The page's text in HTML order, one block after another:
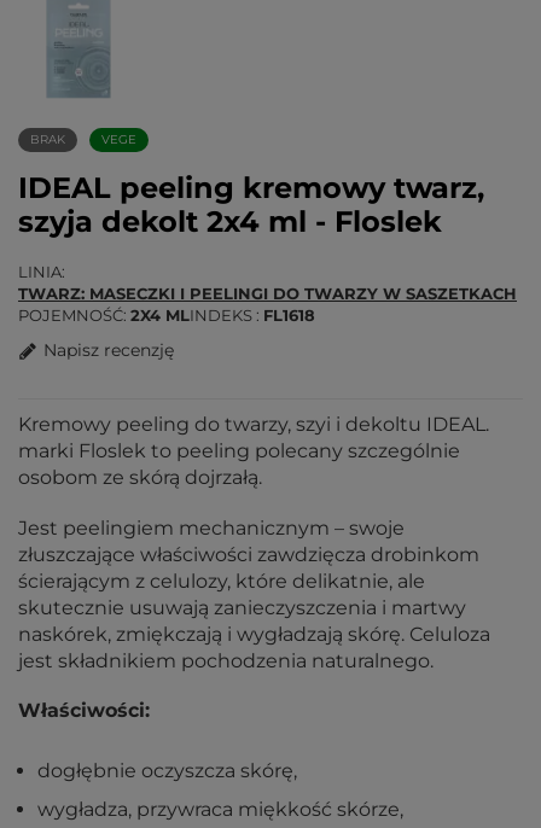
BRAK VEGE
IDEAL peeling kremowy twarz,
szyja dekolt 2x4 ml - Floslek
LINIA
TWARZ: MASECZKI I PEELINGI DO TWARZY W SASZETKACH
POJEMNOŚĆ 2X4 MLINDEKS FL1618
Napisz recenzję
Kremowy peeling do twarzy, szyi i dekoltu IDEAL.
marki Floslek to peeling polecany szczególnie
osobom ze skórą dojrzałą.
Jest peelingiem mechanicznym – swoje
złuszczające właściwości zawdzięcza drobinkom
ścierającym z celulozy, które delikatnie, ale
skutecznie usuwają zanieczyszczenia i martwy
naskórek, zmiękczają i wygładzają skórę. Celuloza
jest składnikiem pochodzenia naturalnego.
Właściwości:
dogłębnie oczyszcza skórę,
wygładza, przywraca miękkość skórze,